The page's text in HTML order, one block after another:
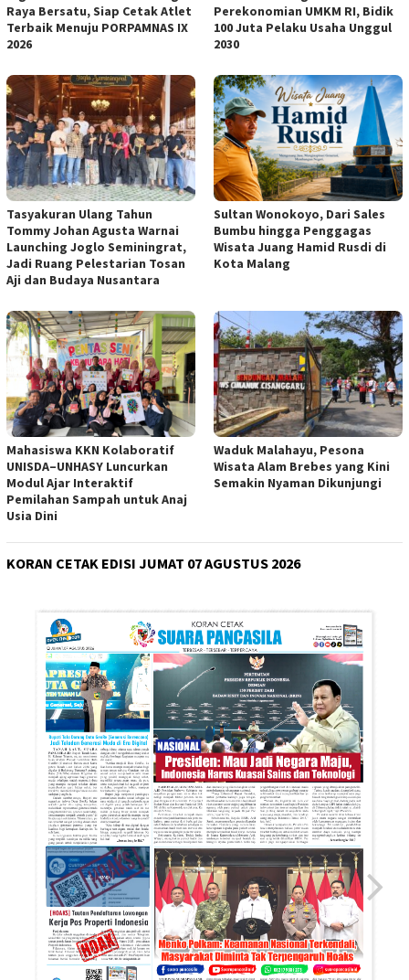
Raya Bersatu, Siap Cetak Atlet
Terbaik Menuju PORPAMNAS IX
2026
Perekonomian UMKM RI, Bidik
100 Juta Pelaku Usaha Unggul
2030
Tasyakuran Ulang Tahun
Tommy Johan Agusta Warnai
Launching Joglo Seminingrat,
Jadi Ruang Pelestarian Tosan
Aji dan Budaya Nusantara
Sultan Wonokoyo, Dari Sales
Bumbu hingga Penggagas
Wisata Juang Hamid Rusdi di
Kota Malang
Mahasiswa KKN Kolaboratif
UNISDA–UNHASY Luncurkan
Modul Ajar Interaktif
Pemilahan Sampah untuk Anaj
Usia Dini
Waduk Malahayu, Pesona
Wisata Alam Brebes yang Kini
Semakin Nyaman Dikunjungi
KORAN CETAK EDISI JUMAT 07 AGUSTUS 2026